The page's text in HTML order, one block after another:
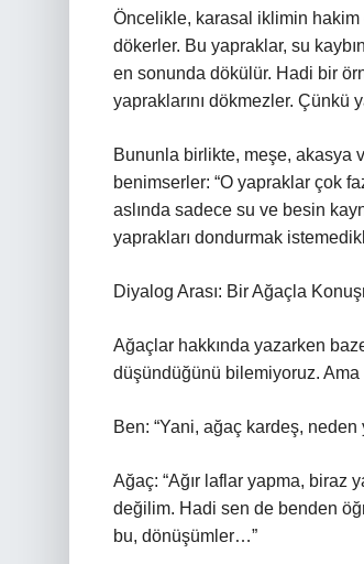
Öncelikle, karasal iklimin hakim
dökerler. Bu yapraklar, su
en sonunda dökülür. Hadi bir
yapraklarını dökmezler. Çünkü
Bununla birlikte, meşe, akasya
benimserler: “O yapraklar çok
aslında sadece su ve besin
yaprakları dondurmak
Diyalog Arası: Bir Ağaçla
Ağaçlar hakkında yazarken
düşündüğünü bilemiyoruz.
Ben: “Yani, ağaç kardeş,
Ağaç: “Ağır laflar yapma, biraz
değilim. Hadi sen de benden
bu, dönüşümler…”